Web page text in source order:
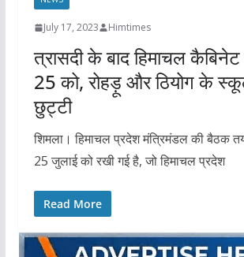
July 17, 2023 Himtimes
त्रासदी के बाद हिमाचल
25 को, रोहड़ू और ठियोग के
छुट्टी
शिमला। हिमाचल प्रदेश मंत्रिमंडल की बैठक
25 जुलाई को रखी गई है, जो हिमाचल प्रदेश
Read More